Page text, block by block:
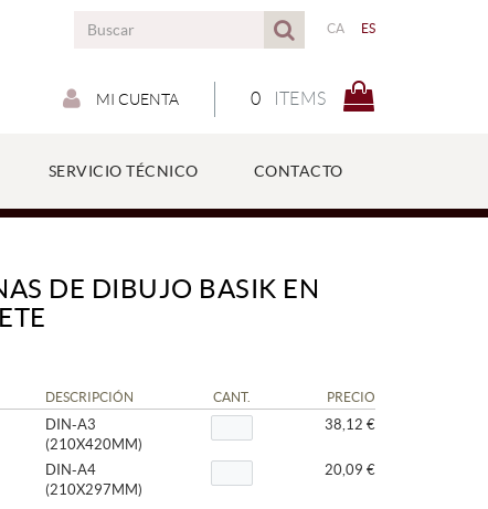
CA ES
0 ITEMS
MI CUENTA
SERVICIO TÉCNICO CONTACTO
DE DIBUJO BASIK EN
DESCRIPCIÓN CANT. PRECIO
DIN-A3
(210X420MM)
38,12 €
DIN-A4
(210X297MM)
20,09 €